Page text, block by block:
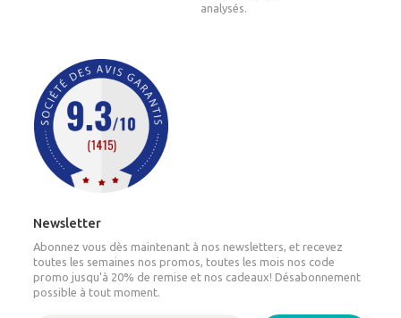
analysés.
Newsletter
Abonnez vous dès maintenant à nos newsletters, et recevez
toutes les semaines nos promos, toutes les mois nos code
promo jusqu'à 20% de remise et nos cadeaux! Désabonnement
possible à tout moment.